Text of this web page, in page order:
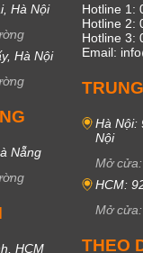
Hà Nội
Hà Nội
Nẵng
HCM
Hotline 1:
Hotline 2:
Hotline 3:
Email:
Hà Nội:
Nội
Mở cửa:
HCM:
Mở cửa:
THEO